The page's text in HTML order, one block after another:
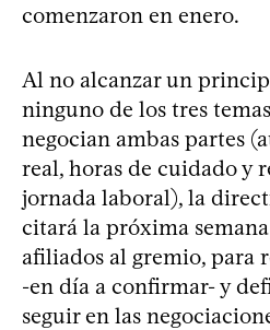
comenzaron en enero.
Al no alcanzar un
ninguno de los tres
negocian ambas partes
real, horas de cuidado y
jornada laboral), la
citará la próxima
afiliados al gremio, para
-en día a confirmar- y
seguir en las